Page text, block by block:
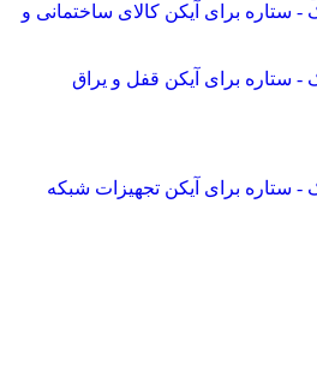
کالای ساختمانی و
قفل و یراق
تجهیزات شبکه